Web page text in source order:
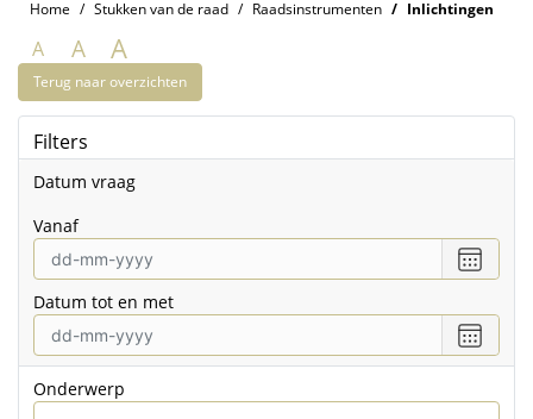
Home
Stukken van de raad Raadsinstrumenten Inlichtingen
A A A
Terug naar overzichten
Filters
Datum vraag
vanaf
een
vanaf
Datum tot en met
een
tot
Onderwerp